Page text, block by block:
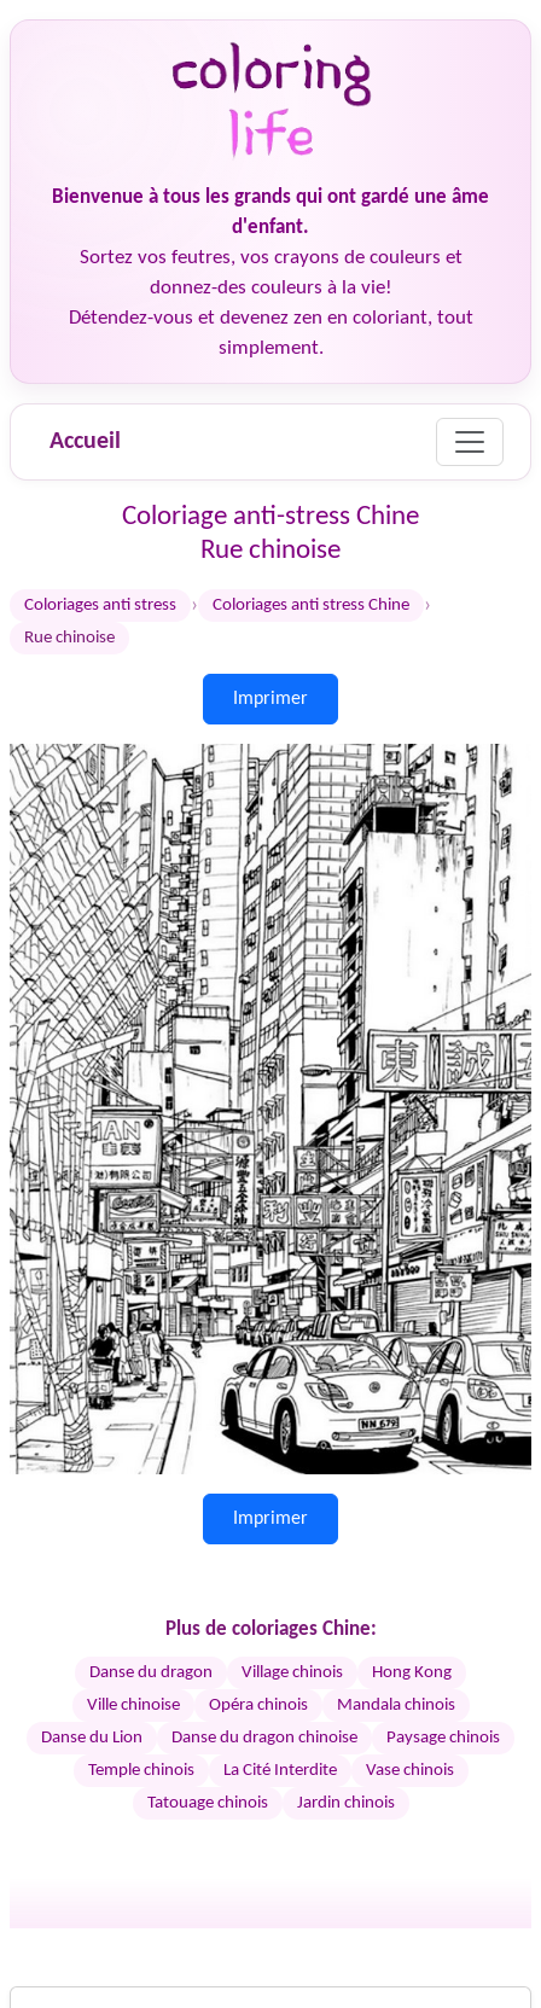
Bienvenue à tous les grands qui ont gardé une âme
d'enfant.
Sortez vos feutres, vos crayons de couleurs et
donnez-des couleurs à la vie!
Détendez-vous et devenez zen en coloriant, tout
simplement.
Accueil
Coloriage anti-stress Chine
Rue chinoise
Coloriages anti stress › Coloriages anti stress Chine ›
Rue chinoise
Imprimer
Imprimer
Plus de coloriages Chine:
Danse du dragon Village chinois
Hong Kong
Ville chinoise
Opéra chinois
Mandala chinois
Danse du Lion
Danse du dragon chinoise
Paysage chinois
Temple chinois
La Cité Interdite
Vase chinois
Tatouage chinois
Jardin chinois